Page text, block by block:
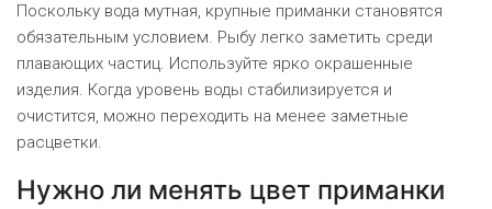
Поскольку вода мутная, крупные приманки становятся
обязательным условием. Рыбу легко заметить среди
плавающих частиц. Используйте ярко окрашенные
изделия. Когда уровень воды стабилизируется и
очистится, можно переходить на менее заметные
расцветки.
Нужно ли менять цвет приманки